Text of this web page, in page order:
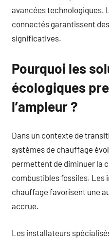
avancées technologiques.
connectés garantissent
significatives.
Pourquoi les
écologiques
l’ampleur ?
Dans un contexte de
systèmes de chauffage
permettent de diminuer la
combustibles fossiles. Les
chauffage favorisent une
accrue.
Les installateurs